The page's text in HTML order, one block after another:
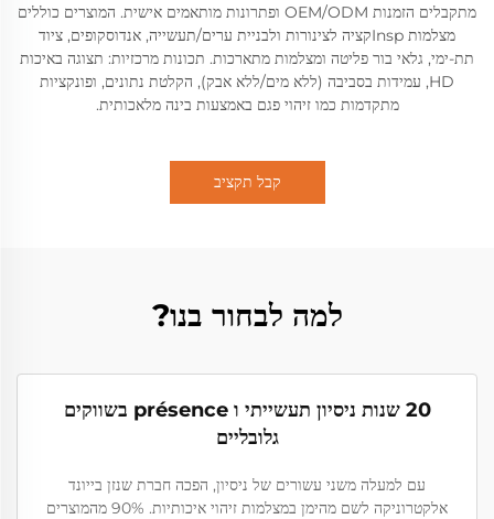
מתקבלים הזמנות OEM/ODM ופתרונות מותאמים אישית. המוצרים כוללים
מצלמות Inspקציה לצינורות ולבניית ערים/תעשייה, אנדוסקופים, ציוד
תת-ימי, גלאי בור פליטה ומצלמות מתארכות. תכונות מרכזיות: תצוגה באיכות
HD, עמידות בסביבה (ללא מים/ללא אבק), הקלטת נתונים, ופונקציות
מתקדמות כמו זיהוי פגם באמצעות בינה מלאכותית.
קבל תקציב
למה לבחור בנו?
20 שנות ניסיון תעשייתי ו présence בשווקים
גלובליים
עם למעלה משני עשורים של ניסיון, הפכה חברת שנזן בייונד
אלקטרוניקה לשם מהימן במצלמות זיהוי איכותיות. 90% מהמוצרים